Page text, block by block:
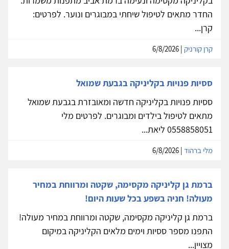
החדר מתאים לטיפול שיחתי במבוגרים ונוער. לפרטים:
קרן...
קרן קורניק
ססיות פנויות בקליניקה בגבעת שמואל
ססיות פנויות בקליניקה חדשה ומאובזרת בגבעת שמואל
מתאים לטיפול בילדים ומבוגרים. לפרטים מלי
0558858051 ליאת...
מלי ברהוד
ברמת גן קליניקה מקסימה, שקטה ומרווחת במחיר
מעולה! חניה בשפע בכל שעות היום!
ברמת גן קליניקה מקסימה, שקטה ומרווחת במחיר מעולה!
התפנו מספר ססיות וימים מלאים הקליניקה במיקום
מצויין...